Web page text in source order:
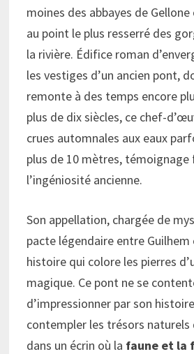
moines des abbayes de
au point le plus resserré des
la rivière. Édifice roman
les vestiges d’un ancien pont,
remonte à des temps encore
plus de dix siècles, ce chef-
crues automnales aux eaux
plus de 10 mètres, témoignage
l’ingéniosité ancienne.
Son appellation, chargée de
pacte légendaire entre Guilhem
histoire qui colore les pierres
magique. Ce pont ne se
d’impressionner par son
contempler les trésors naturels
dans un écrin où la faune et la